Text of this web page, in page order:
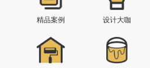
精品案例 设计大咖